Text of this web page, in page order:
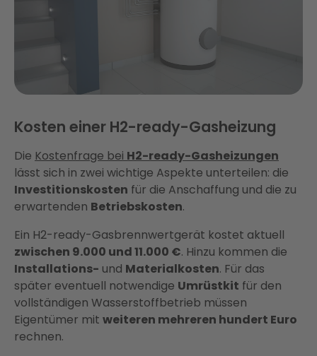
Kosten einer H2-ready-Gasheizung
Die Kostenfrage bei H2-ready-Gasheizungen
lässt sich in zwei wichtige Aspekte unterteilen: die
Investitionskosten für die Anschaffung und die zu
erwartenden Betriebskosten.
Ein H2-ready-Gasbrennwertgerät kostet aktuell
zwischen 9.000 und 11.000 €. Hinzu kommen die
Installations- und Materialkosten. Für das
später eventuell notwendige Umrüstkit für den
vollständigen Wasserstoffbetrieb müssen
Eigentümer mit weiteren mehreren hundert Euro
rechnen.